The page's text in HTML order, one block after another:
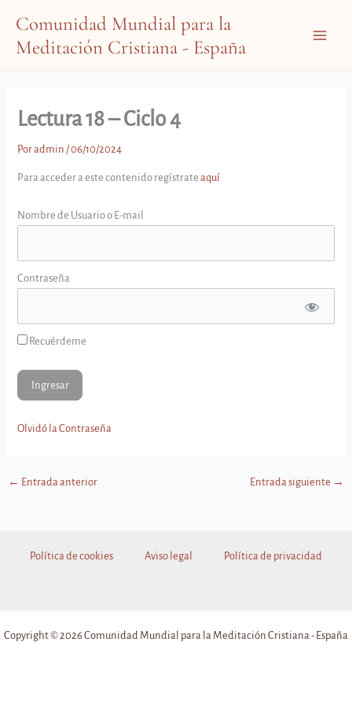
contenido
Comunidad Mundial para la
Meditación Cristiana - España
Lectura 18 – Ciclo 4
Poradmin /06/10/2024
Para acceder a este contenido regístrateaquí
Nombre de Usuario o E-mail
Contraseña
Recuérdeme
Olvidó la Contraseña
← Entrada anterior Entrada siguiente →
Política de cookies Aviso legal Política de privacidad
Copyright © 2026 Comunidad Mundial para la Meditación Cristiana - España